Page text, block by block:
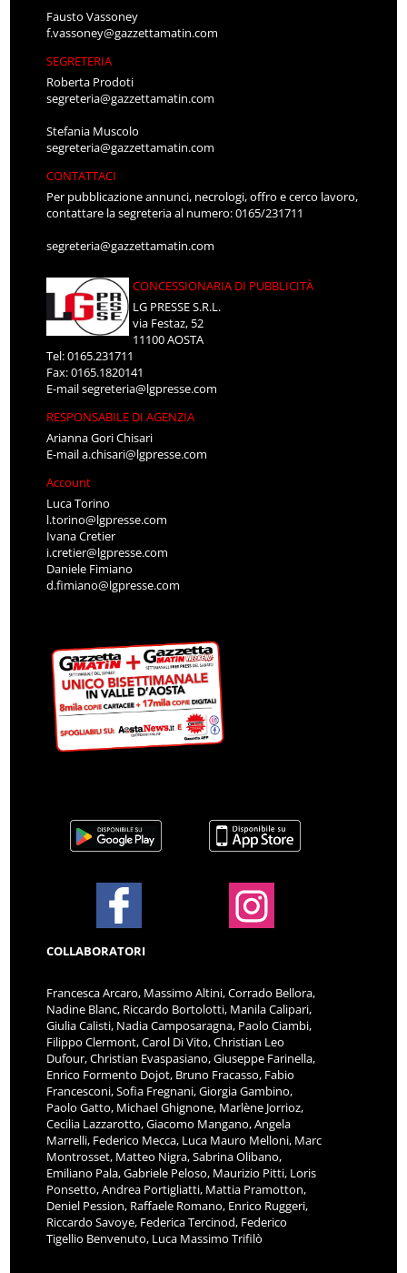
Fausto Vassoney
f.vassoney@gazzettamatin.com
SEGRETERIA
Roberta Prodoti
segreteria@gazzettamatin.com
Stefania Muscolo
segreteria@gazzettamatin.com
CONTATTACI
Per pubblicazione annunci, necrologi, offro e cerco lavoro,
contattare la segreteria al numero: 0165/231711
segreteria@gazzettamatin.com
CONCESSIONARIA DI PUBBLICITÀ
LG PRESSE S.R.L.
via Festaz, 52
11100 AOSTA
Tel: 0165.231711
Fax: 0165.1820141
E-mailsegreteria@lgpresse.com
RESPONSABILE DI AGENZIA
Arianna Gori Chisari
E-maila.chisari@lgpresse.com
Account
Luca Torino
l.torino@lgpresse.com
Ivana Cretier
i.cretier@lgpresse.com
Daniele Fimiano
d.fimiano@lgpresse.com
COLLABORATORI
Francesca Arcaro, Massimo Altini, Corrado Bellora,
Nadine Blanc, Riccardo Bortolotti, Manila Calipari,
Giulia Calisti, Nadia Camposaragna, Paolo Ciambi,
Filippo Clermont, Carol Di Vito, Christian Leo
Dufour, Christian Evaspasiano, Giuseppe Farinella,
Enrico Formento Dojot, Bruno Fracasso, Fabio
Francesconi, Sofia Fregnani, Giorgia Gambino,
Paolo Gatto, Michael Ghignone, Marlène Jorrioz,
Cecilia Lazzarotto, Giacomo Mangano, Angela
Marrelli, Federico Mecca, Luca Mauro Melloni, Marc
Montrosset, Matteo Nigra, Sabrina Olibano,
Emiliano Pala, Gabriele Peloso, Maurizio Pitti, Loris
Ponsetto, Andrea Portigliatti, Mattia Pramotton,
Deniel Pession, Raffaele Romano, Enrico Ruggeri,
Riccardo Savoye, Federica Tercinod, Federico
Tigellio Benvenuto, Luca Massimo Trifilò